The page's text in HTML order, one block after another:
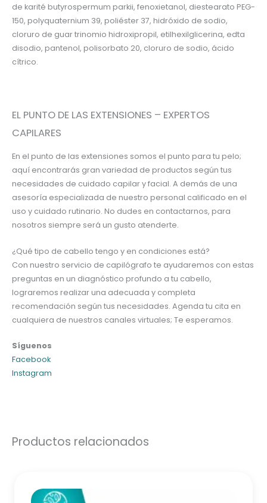
de karité butyrospermum parkii, fenoxietanol, diestearato PEG-
150, polyquaternium 39, poliéster 37, hidróxido de sodio,
cloruro de guar trinomio hidroxipropil, etilhexilglicerina, edta
disodio, pantenol, polisorbato 20, cloruro de sodio, ácido
cítrico.
EL PUNTO DE LAS EXTENSIONES – EXPERTOS
CAPILARES
En el punto de las extensiones somos el punto para tu pelo;
aquí encontrarás gran variedad de productos según tus
necesidades de cuidado capilar y facial. A demás de una
asesoría especializada de nuestro personal calificado en el
uso y cuidado rutinario. No dudes en contactarnos, para
nosotros siempre será un gusto atenderte.
¿Qué tipo de cabello tengo y en condiciones está?
Con nuestro servicio de capilógrafo te ayudaremos con estas
preguntas en un diagnóstico profundo a tu cabello,
lograremos realizar una adecuada y completa
recomendación según tus necesidades. Agenda tu cita en
cualquiera de nuestros canales virtuales; Te esperamos.
Síguenos
Facebook
Instagram
Productos relacionados